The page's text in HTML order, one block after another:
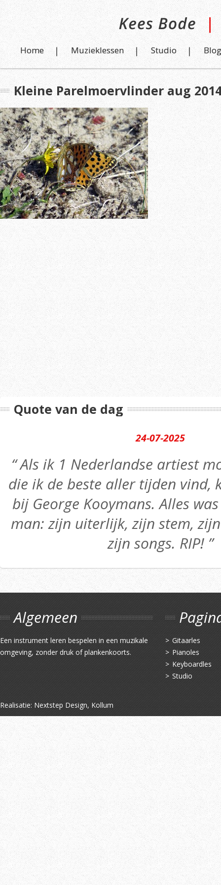
Home Muzieklessen Studio Blog
Kleine Parelmoervlinder aug
Quote van de dag
24-07-2025
“ Als ik 1 Nederlandse artiest
die ik de beste aller tijden vind,
bij George Kooymans. Alles
man: zijn uiterlijk, zijn stem,
zijn songs. RIP! ”
Algemeen
Een instrument leren bespelen in een muzikale
omgeving, zonder druk of plankenkoorts.
Gitaarles
Pianoles
Keyboardles
Studio
Realisatie: Nextstep Design, Kollum